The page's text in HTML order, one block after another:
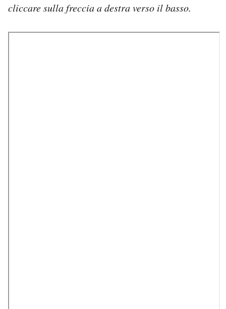
cliccare sulla freccia a destra verso il basso.